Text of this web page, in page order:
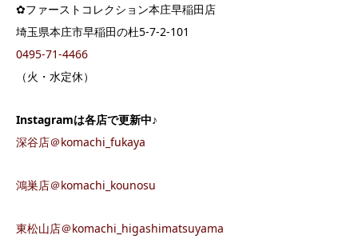
✿ファーストコレクション本庄早稲田店
埼玉県本庄市早稲田の杜5-7-2-101
0495-71-4466
（火・水定休）
Instagramは各店で更新中♪
深谷店＠komachi_fukaya
鴻巣店＠komachi_kounosu
東松山店＠komachi_higashimatsuyama